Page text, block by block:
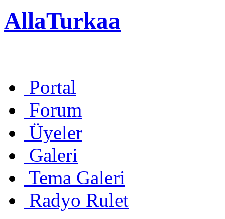
AllaTurkaa
Portal
Forum
Üyeler
Galeri
Tema Galeri
Radyo Rulet